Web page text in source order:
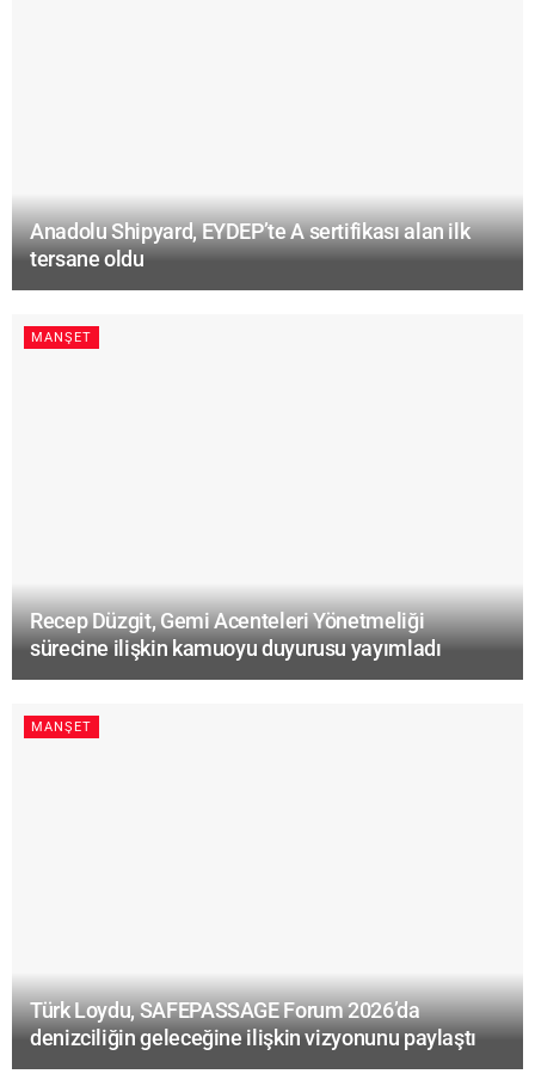
Anadolu Shipyard, EYDEP’te A sertifikası alan ilk
tersane oldu
MANŞET
Recep Düzgit, Gemi Acenteleri Yönetmeliği
sürecine ilişkin kamuoyu duyurusu yayımladı
MANŞET
Türk Loydu, SAFEPASSAGE Forum 2026’da
denizciliğin geleceğine ilişkin vizyonunu paylaştı